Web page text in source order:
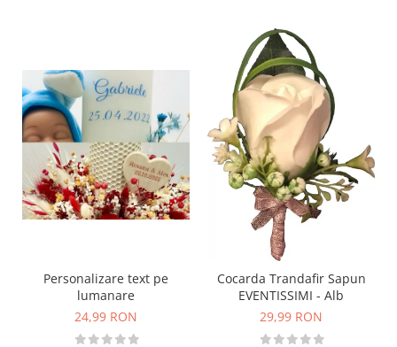
Personalizare text pe
lumanare
24,99 RON
Cocarda Trandafir Sapun
EVENTISSIMI - Alb
29,99 RON